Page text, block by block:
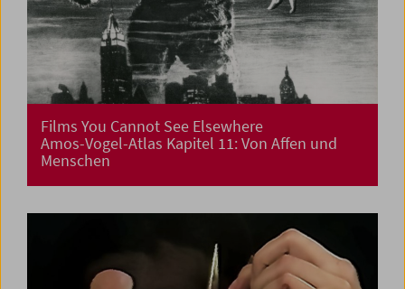
Films You Cannot See Elsewhere
Amos-Vogel-Atlas Kapitel 11: Von Affen und
Menschen